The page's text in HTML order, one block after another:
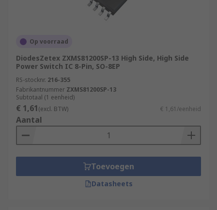
Op voorraad
DiodesZetex ZXMS81200SP-13 High Side, High Side
Power Switch IC 8-Pin, SO-8EP
RS-stocknr. 216-355
Fabrikantnummer ZXMS81200SP-13
Subtotaal (1 eenheid)
€ 1,61(excl. BTW) € 1,61/eenheid
Aantal
Toevoegen
Datasheets